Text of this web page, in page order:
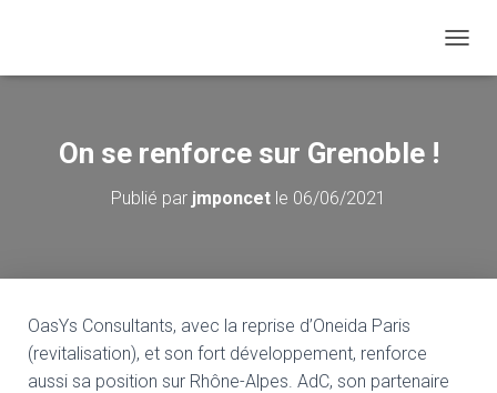
É
On se renforce sur Grenoble !
Publié par jmponcet le 06/06/2021
OasYs Consultants, avec la reprise d’Oneida Paris
(revitalisation), et son fort développement, renforce
aussi sa position sur Rhône-Alpes. AdC, son partenaire